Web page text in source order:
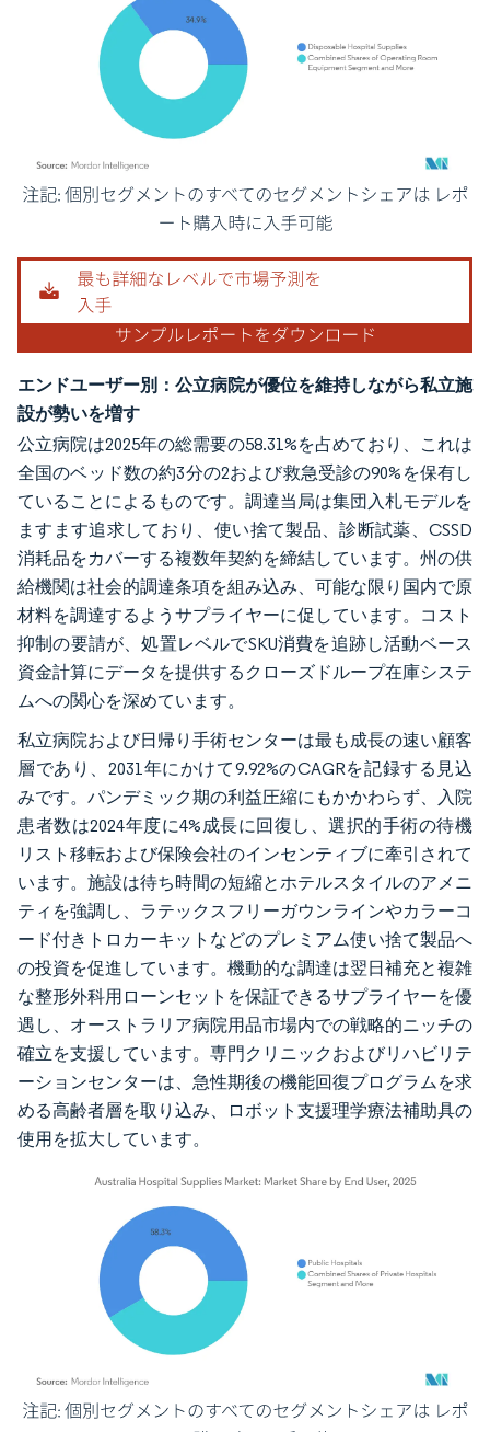
画像 © Mordor Intelligence。再利用にはCC BY 4.0の表示が必要です。
エンドユーザー別：公立病院が優位を維持しながら私立施
設が勢いを増す
公立病院は2025年の総需要の58.31%を占めており、これは
全国のベッド数の約3分の2および救急受診の90%を保有し
ていることによるものです。調達当局は集団入札モデルを
ますます追求しており、使い捨て製品、診断試薬、CSSD
消耗品をカバーする複数年契約を締結しています。州の供
給機関は社会的調達条項を組み込み、可能な限り国内で原
材料を調達するようサプライヤーに促しています。コスト
抑制の要請が、処置レベルでSKU消費を追跡し活動ベース
資金計算にデータを提供するクローズドループ在庫システ
ムへの関心を深めています。
私立病院および日帰り手術センターは最も成長の速い顧客
層であり、2031年にかけて9.92%のCAGRを記録する見込
みです。パンデミック期の利益圧縮にもかかわらず、入院
患者数は2024年度に4%成長に回復し、選択的手術の待機
リスト移転および保険会社のインセンティブに牽引されて
います。施設は待ち時間の短縮とホテルスタイルのアメニ
ティを強調し、ラテックスフリーガウンラインやカラーコ
ード付きトロカーキットなどのプレミアム使い捨て製品へ
の投資を促進しています。機動的な調達は翌日補充と複雑
な整形外科用ローンセットを保証できるサプライヤーを優
遇し、オーストラリア病院用品市場内での戦略的ニッチの
確立を支援しています。専門クリニックおよびリハビリテ
ーションセンターは、急性期後の機能回復プログラムを求
める高齢者層を取り込み、ロボット支援理学療法補助具の
使用を拡大しています。
画像 © Mordor Intelligence。再利用にはCC BY 4.0の表示が必要です。